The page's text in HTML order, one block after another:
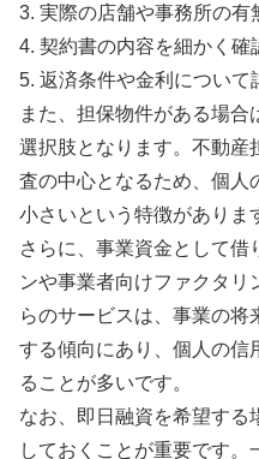
3. 実際の店舗や事務所の有
4. 契約書の内容を細かく確
5. 返済条件や金利について
また、担保物件がある場
選択肢となります。不動産
査の中心となるため、個人
小さいという特徴がありま
さらに、事業資金として借
ンや事業者向けファクタ
らのサービスは、事業の将
する傾向にあり、個人の信
ることが多いです。
なお、即日融資を希望する
しておくことが重要です